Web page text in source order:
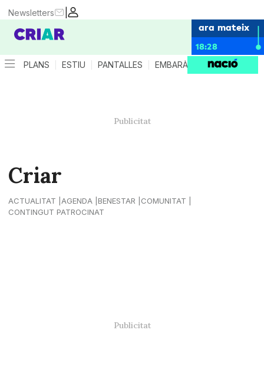
|
Newsletters
ara mateix
18:28
PLANS ESTIU PANTALLES EMBARÀS CRIANÇA
Criar
ACTUALITAT AGENDA BENESTAR
COMUNITAT
CONTINGUT PATROCINAT